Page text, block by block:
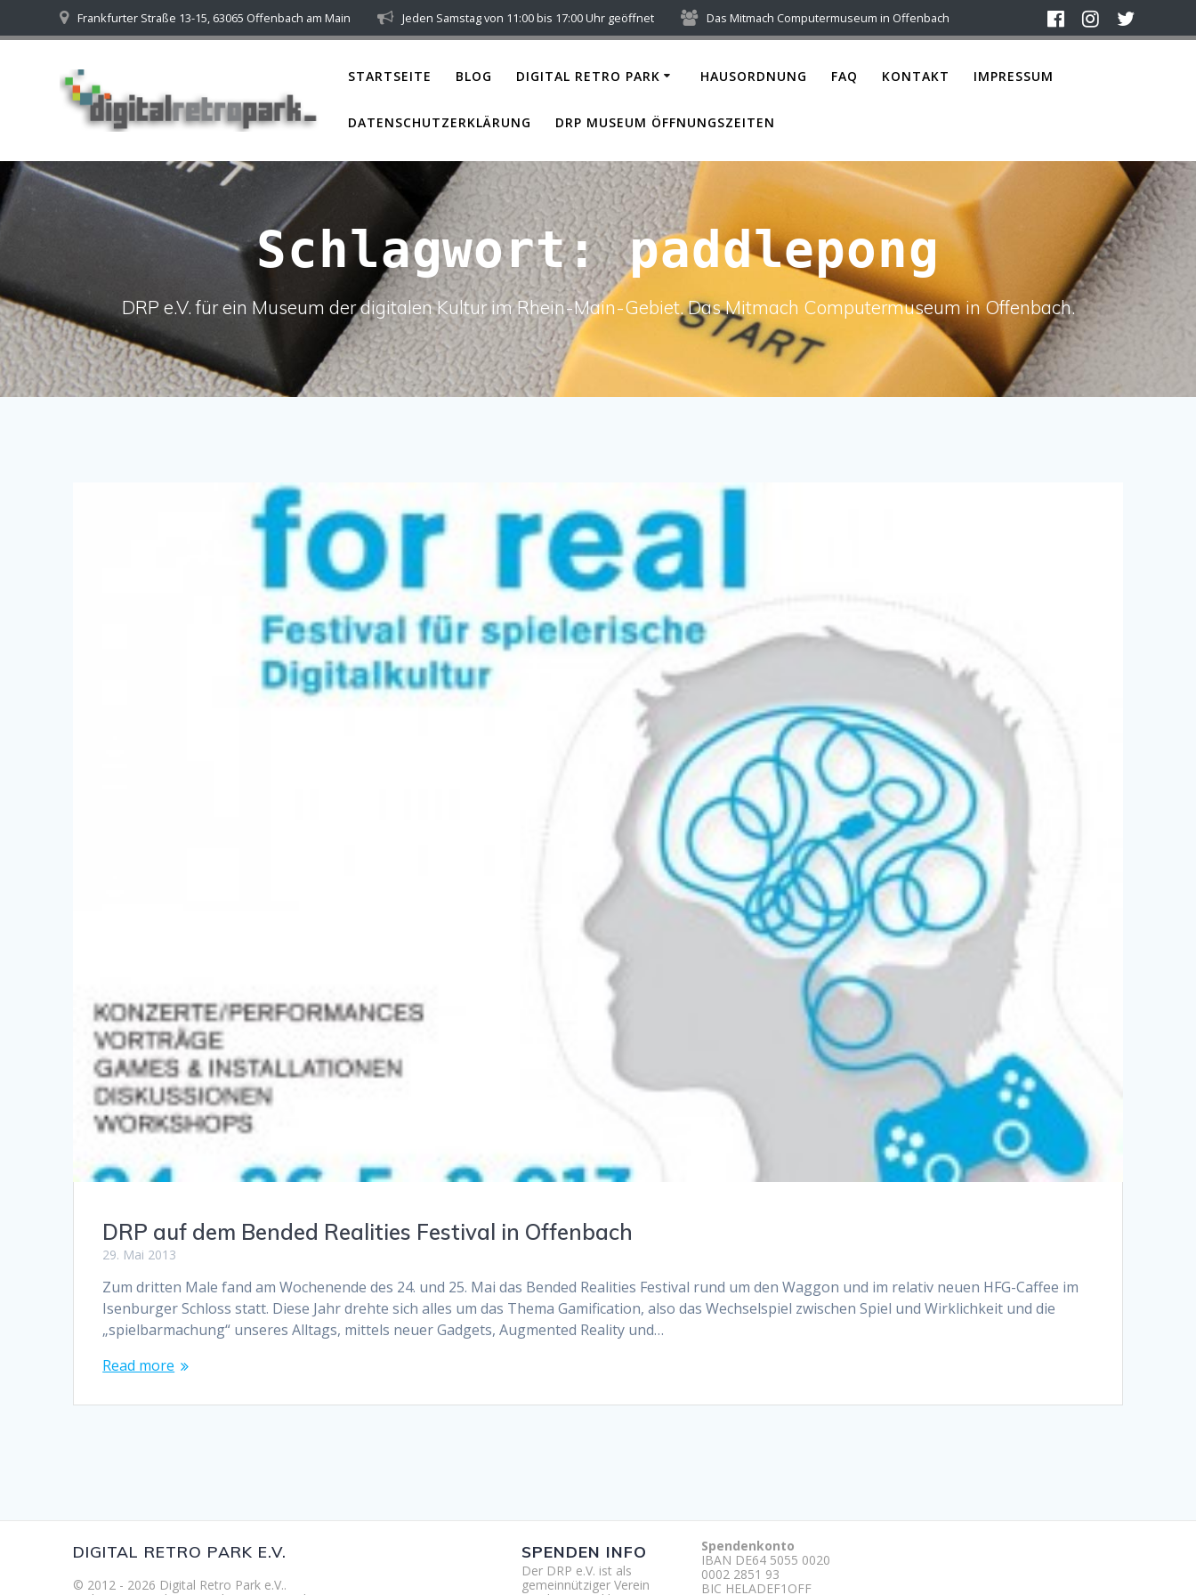
to
Frankfurter Straße 13-15, 63065 Offenbach am Main Jeden Samstag von 11:00 bis 17:00 Uhr geöffnet Das Mitmach Computermuseum in Offenbach
STARTSEITE BLOG DIGITAL RETRO PARK HAUSORDNUNG FAQ KONTAKT IMPRESSUM
DATENSCHUTZERKLÄRUNG DRP MUSEUM ÖFFNUNGSZEITEN
Schlagwort:paddlepong
DRP e.V. für ein Museum der digitalen Kultur im Rhein-Main-Gebiet. Das Mitmach Computermuseum in Offenbach.
DRP auf dem Bended Realities Festival in Offenbach
29. Mai 2013
Zum dritten Male fand am Wochenende des 24. und 25. Mai das Bended Realities Festival rund um den Waggon und im relativ neuen HFG-Caffee im
Isenburger Schloss statt. Diese Jahr drehte sich alles um das Thema Gamification, also das Wechselspiel zwischen Spiel und Wirklichkeit und die
„spielbarmachung“ unseres Alltags, mittels neuer Gadgets, Augmented Reality und…
Read more
DIGITAL RETRO PARK E.V.
© 2012 - 2026 Digital Retro Park e.V..
SPENDEN INFO
Der DRP e.V. ist als
gemeinnütziger Verein
Spendenkonto
IBAN DE64 5055 0020
0002 2851 93
BIC HELADEF1OFF